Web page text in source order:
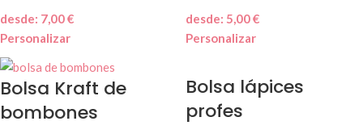
desde: 7,00€
Personalizar
desde: 5,00€
Personalizar
Bolsa Kraft de
bombones
Bolsa lápices
profes